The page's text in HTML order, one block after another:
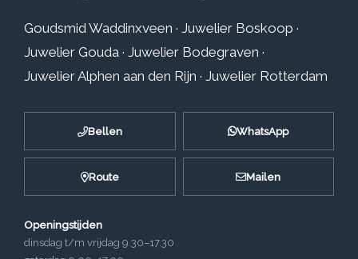
Goudsmid Waddinxveen · Juwelier Boskoop ·
Juwelier Gouda · Juwelier Bodegraven ·
Juwelier Alphen aan den Rijn · Juwelier Rotterdam
Bellen WhatsApp
Route Mailen
Openingstijden
dinsdag t/m vrijdag 9.30–17.30